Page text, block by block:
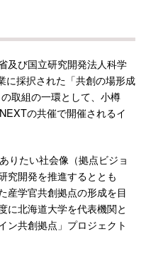
及び国立研究開発法人科学
に採択された「共創の場形成
取組の一環として、小樽
の共催で開催されるイ
たい社会像（拠点ビジョ
究開発を推進するととも
産学官共創拠点の形成を目
に北海道大学を代表機関と
ン共創拠点」プロジェクト